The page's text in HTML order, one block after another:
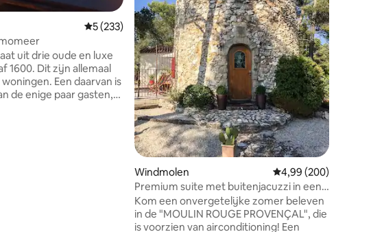
5 uit 5, 108 recensies
Gemiddelde beoordeling van 5 uit 5, 233 recensies
5 (233)
uit drie oude en luxe
1600. Dit zijn allemaal
Een daarvan is
de enige paar gasten,
Windmolen Gemiddelde
4,99 (200)
Premium suite met buitenjacuzzi in een
molen
Kom een onvergetelijke zomer beleven
in de "MOULIN ROUGE PROVENÇAL", die
is voorzien van airconditioning! Een